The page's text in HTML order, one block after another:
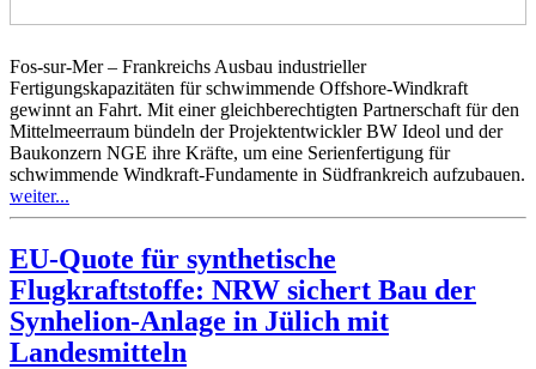
Fos-sur-Mer – Frankreichs Ausbau industrieller
Fertigungskapazitäten für schwimmende Offshore-Windkraft
gewinnt an Fahrt. Mit einer gleichberechtigten Partnerschaft für den
Mittelmeerraum bündeln der Projektentwickler BW Ideol und der
Baukonzern NGE ihre Kräfte, um eine Serienfertigung für
schwimmende Windkraft-Fundamente in Südfrankreich aufzubauen.
weiter...
EU-Quote für synthetische
Flugkraftstoffe: NRW sichert Bau der
Synhelion-Anlage in Jülich mit
Landesmitteln